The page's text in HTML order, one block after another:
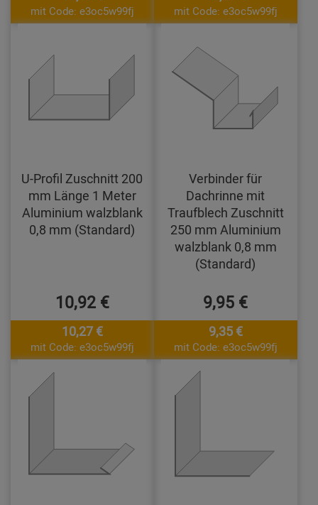
mit Code: e3oc5w99fj mit Code: e3oc5w99fj
U-Profil Zuschnitt 200
mm Länge 1 Meter
Aluminium walzblank
0,8 mm (Standard)
10,92 €
10,27 €
mit Code: e3oc5w99fj
Verbinder für
Dachrinne mit
Traufblech Zuschnitt
250 mm Aluminium
walzblank 0,8 mm
(Standard)
9,95 €
9,35 €
mit Code: e3oc5w99fj